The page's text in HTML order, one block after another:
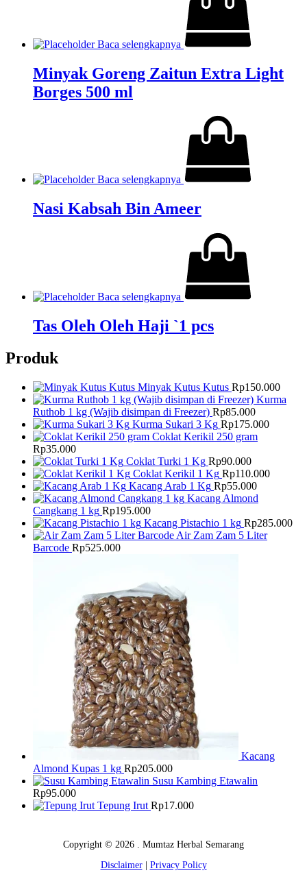
Baca selengkapnya
Minyak Goreng Zaitun Extra Light
Borges 500 ml
Baca selengkapnya
Nasi Kabsah Bin Ameer
Baca selengkapnya
Tas Oleh Oleh Haji `1 pcs
Produk
Minyak Kutus Kutus Rp150.000
Kurma
Ruthob 1 kg (Wajib disimpan di Freezer) Rp85.000
Kurma Sukari 3 Kg Rp175.000
Coklat Kerikil 250 gram
Rp35.000
Coklat Turki 1 Kg Rp90.000
Coklat Kerikil 1 Kg Rp110.000
Kacang Arab 1 Kg Rp55.000
Kacang Almond
Cangkang 1 kg Rp195.000
Kacang Pistachio 1 kg Rp285.000
Air Zam Zam 5 Liter
Barcode Rp525.000
Kacang
Almond Kupas 1 kg Rp205.000
Susu Kambing Etawalin
Rp95.000
Tepung Irut Rp17.000
Copyright © 2026 . Mumtaz Herbal Semarang
Disclaimer| Privacy Policy